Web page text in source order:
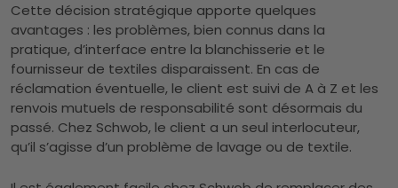
Cette décision stratégique apporte quelques
avantages : les problèmes, bien connus dans la
pratique, d’interface entre la blanchisserie et le
fournisseur de textiles disparaissent. En cas de
réclamation éventuelle, le client est suivi de A à Z et les
renvois mutuels de responsabilité sont désormais du
passé. Chez Schwob, le client a un seul interlocuteur,
qu’il s’agisse d’un problème de lavage ou de textile.